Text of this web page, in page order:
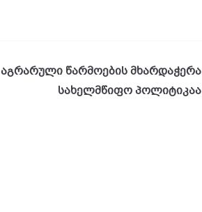
აგრარული წარმოების მხარდაჭერა
სახელმწიფო პოლიტიკაა